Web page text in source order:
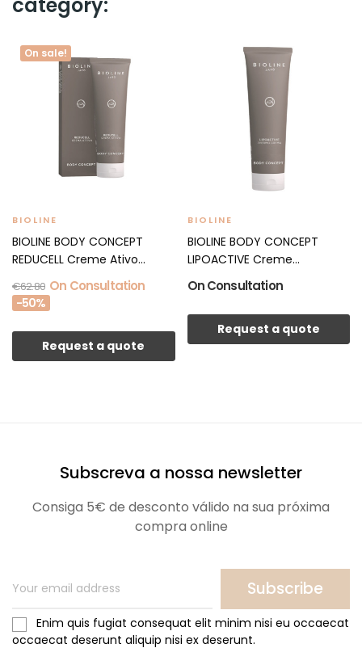
On sale!
BIOLINE
BIOLINE BODY CONCEPT
REDUCELL Creme Ativo
€62.80 On Consultation
-50%
Request a quote
BIOLINE
BIOLINE BODY CONCEPT
LIPOACTIVE Creme
Térmico...
On Consultation
Request a quote
Subscreva a nossa newsletter
Consiga 5€ de desconto válido na sua próxima
compra online
Subscribe
Enim quis fugiat consequat elit minim nisi eu occaecat
occaecat deserunt aliquip nisi ex deserunt.